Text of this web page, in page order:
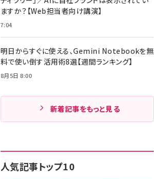
ますか？【Web担当者向け講演】
7:04
明日からすぐに使える、Gemini Notebookを無
料で使い倒す活用術8選【週間ランキング】
8月5日 8:00
新着記事をもっと見る
人気記事トップ10